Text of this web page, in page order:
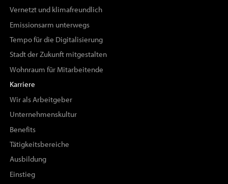
Vernetzt und klimafreundlich
Emissionsarm unterwegs
Tempo für die Digitalisierung
Stadt der Zukunft mitgestalten
Wohnraum für Mitarbeitende
Karriere
Wir als Arbeitgeber
Unternehmenskultur
Benefits
Tätigkeitsbereiche
Ausbildung
Einstieg